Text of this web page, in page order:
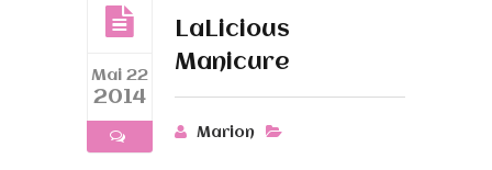
Mai 22
2014
LaLicious
Manicure
Marion